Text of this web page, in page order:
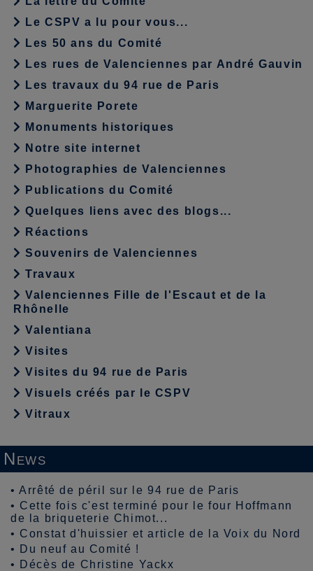
Le CSPV a lu pour vous...
Les 50 ans du Comité
Les rues de Valenciennes par André Gauvin
Les travaux du 94 rue de Paris
Marguerite Porete
Monuments historiques
Notre site internet
Photographies de Valenciennes
Publications du Comité
Quelques liens avec des blogs...
Réactions
Souvenirs de Valenciennes
Travaux
Valenciennes Fille de l'Escaut et de la
Rhônelle
Valentiana
Visites
Visites du 94 rue de Paris
Visuels créés par le CSPV
Vitraux
News
•Arrêté de péril sur le 94 rue de Paris
• Cette fois c'est terminé pour le four Hoffmann
de la briqueterie Chimot...
• Constat d'huissier et article de la Voix du Nord
•
Du neuf au Comité !
•
Décès de Christine Yackx